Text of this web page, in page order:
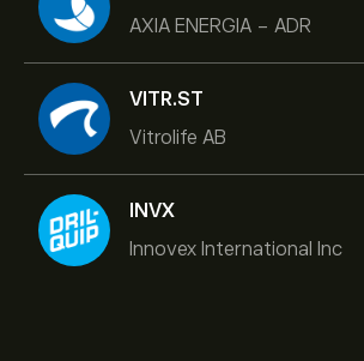
AXIA ENERGIA - ADR
VITR.ST
Vitrolife AB
INVX
Innovex International Inc